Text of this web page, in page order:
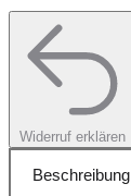
Widerruf erklären
Beschreibung